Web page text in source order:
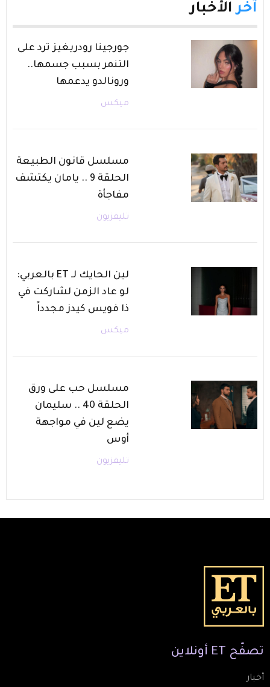
آخر الأخبار
جورجينا رودريغيز ترد على
التنمر بسبب جسمها..
ورونالدو يدعمها
ميكس
مسلسل قانون الطبيعة
الحلقة 9 .. يامان يكتشف
مفاجأة
تليفزيون
لين الحايك لـ ET بالعربي:
لو عاد الزمن لشاركت في
ذا فويس كيدز مجدداً
ميكس
مسلسل حب على ورق
الحلقة 40 .. سليمان
يضع لين في مواجهة
أوس
تليفزيون
تصفّح ET أونلاين
أخبار